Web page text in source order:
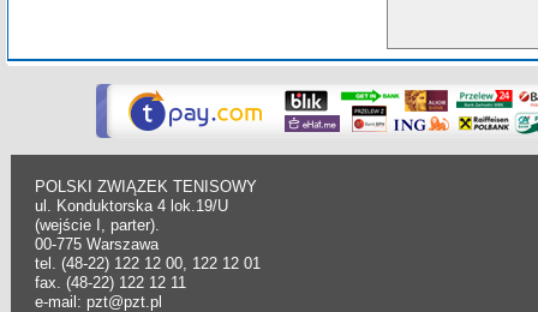
POLSKI ZWIĄZEK TENISOWY
ul. Konduktorska 4 lok.19/U
(wejście I, parter).
00-775 Warszawa
tel. (48-22) 122 12 00, 122 12 01
fax. (48-22) 122 12 11
e-mail: pzt@pzt.pl